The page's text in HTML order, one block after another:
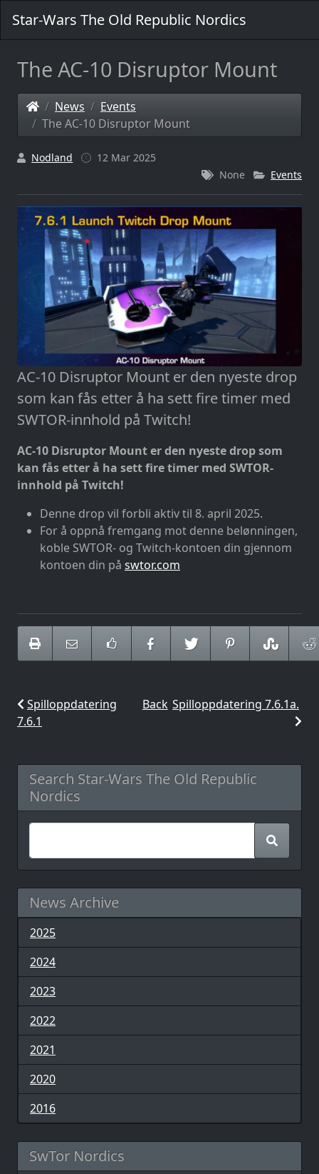
Star-Wars The Old Republic Nordics
The AC-10 Disruptor Mount
News
Events
The AC-10 Disruptor Mount
Nodland
12 Mar 2025
None
Events
AC-10 Disruptor Mount er den nyeste drop
som kan fås etter å ha sett fire timer med
SWTOR-innhold på Twitch!
AC-10 Disruptor Mount er den nyeste drop som
kan fås etter å ha sett fire timer med SWTOR-
innhold på Twitch!
Denne drop vil forbli aktiv til 8. april 2025.
For å oppnå fremgang mot denne belønningen,
koble SWTOR- og Twitch-kontoen din gjennom
kontoen din på swtor.com
Spilloppdatering
7.6.1
Back Spilloppdatering 7.6.1a.
Search Star-Wars The Old Republic
Nordics
News Archive
2025
2024
2023
2022
2021
2020
2016
SwTor Nordics